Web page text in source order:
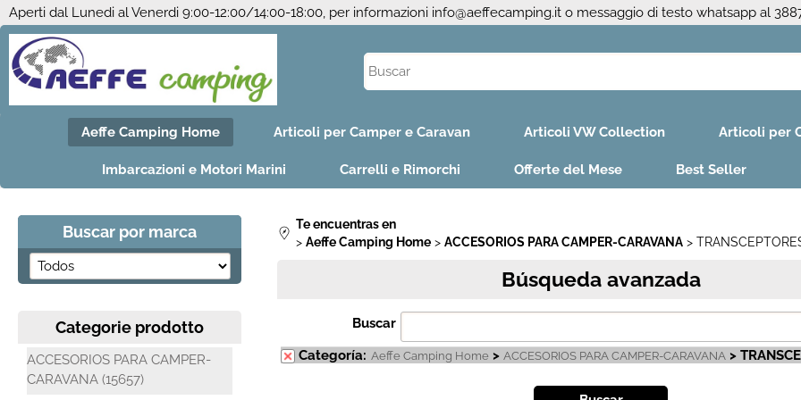
Aperti dal Lunedi al Venerdi 9:00-12:00/14:00-18:00, per informazioni info@aeffecamping.it o messaggio di testo whatsapp al
la
Aeffe Camping Home Articoli per Camper e Caravan Articoli VW Collection Articoli per
Imbarcazioni e Motori Marini Carrelli e Rimorchi Offerte del Mese Best Seller
Buscar por marca
Categorie prodotto
ACCESORIOS PARA CAMPER-
CARAVANA (15657)
Te encuentras en
Aeffe Camping Home
ACCESORIOS PARA CAMPER-CARAVANA
Búsqueda avanzada
Buscar
Categoría: Aeffe Camping Home > ACCESORIOS PARA CAMPER-CARAVANA >